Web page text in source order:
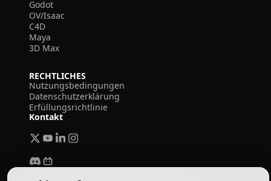
Godot
OV/Isaac
C4D
Maya
3D Max
RECHTLICHES
Nutzungsbedingungen
Datenschutzerklärung
Erfüllungsrichtlinie
Kontakt